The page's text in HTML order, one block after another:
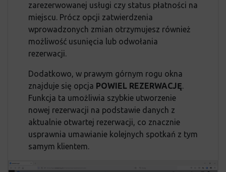
zarezerwowanej usługi czy status płatności na
miejscu. Prócz opcji zatwierdzenia
wprowadzonych zmian otrzymujesz również
możliwość usunięcia lub odwołania
rezerwacji.
Dodatkowo, w prawym górnym rogu okna
znajduje się opcja POWIEL REZERWACJĘ.
Funkcja ta umożliwia szybkie utworzenie
nowej rezerwacji na podstawie danych z
aktualnie otwartej rezerwacji, co znacznie
usprawnia umawianie kolejnych spotkań z tym
samym klientem.